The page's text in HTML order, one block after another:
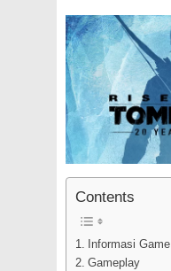
Contents
Informasi Game
Gameplay